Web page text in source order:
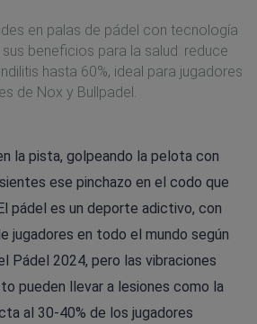
en palas de pádel con tecnología
beneficios para la salud: reduce
hasta 60%, ideal para jugadores
de Nox y Bullpadel.
la pista, golpeando la pelota con
ese pinchazo en el codo que
pádel es un deporte adictivo, con
jugadores en todo el mundo según
Pádel 2024, pero las vibraciones
pueden llevar a lesiones como la
al 30-40% de los jugadores